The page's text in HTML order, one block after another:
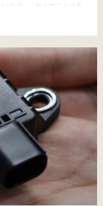
の？」…なんてことは今
説していくこのコーナ
そも『コーナ…